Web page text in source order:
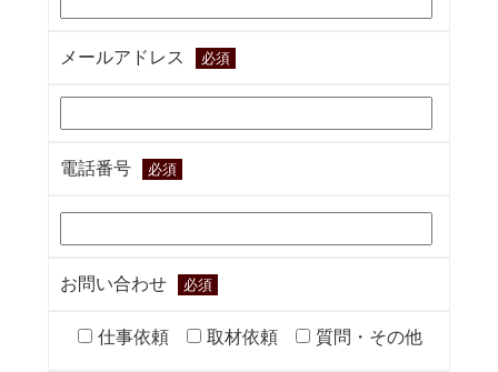
メールアドレス 必須
電話番号 必須
お問い合わせ 必須
仕事依頼 取材依頼 質問・その他